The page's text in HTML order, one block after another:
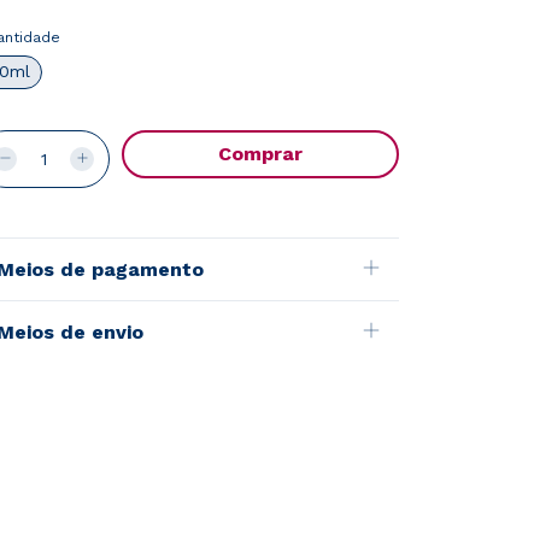
de pagamento
de envio